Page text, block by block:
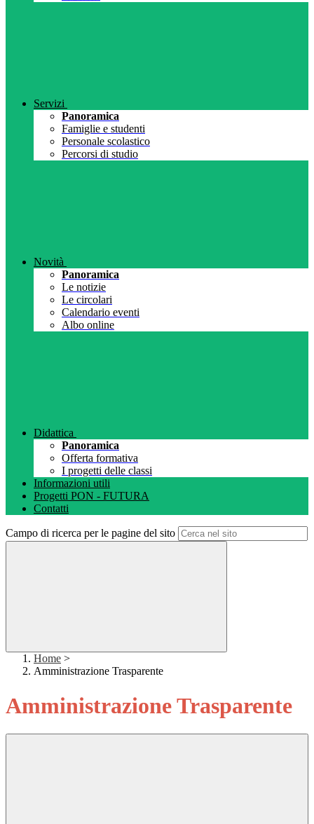
Servizi
Panoramica
Famiglie e studenti
Personale scolastico
Percorsi di studio
Novità
Panoramica
Le notizie
Le circolari
Calendario eventi
Albo online
Didattica
Panoramica
Offerta formativa
I progetti delle classi
Informazioni utili
Progetti PON - FUTURA
Contatti
Campo di ricerca per le pagine del sito
Home >
Amministrazione Trasparente
Amministrazione Trasparente